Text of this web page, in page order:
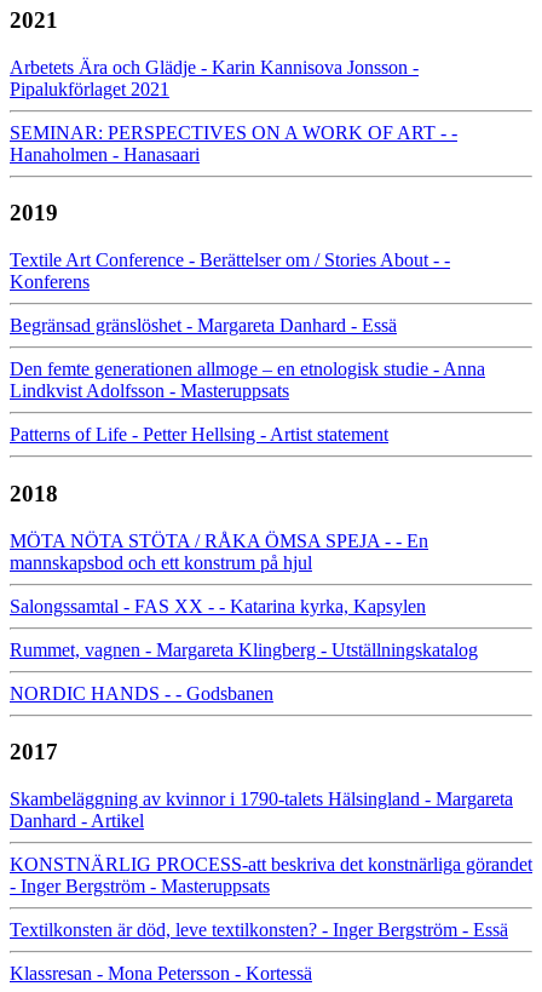
2021
Arbetets Ära och Glädje - Karin Kannisova Jonsson -
Pipalukförlaget 2021
SEMINAR: PERSPECTIVES ON A WORK OF ART - -
Hanaholmen - Hanasaari
2019
Textile Art Conference - Berättelser om / Stories About - -
Konferens
Begränsad gränslöshet - Margareta Danhard - Essä
Den femte generationen allmoge – en etnologisk studie - Anna
Lindkvist Adolfsson - Masteruppsats
Patterns of Life - Petter Hellsing - Artist statement
2018
MÖTA NÖTA STÖTA / RÅKA ÖMSA SPEJA - - En
mannskapsbod och ett konstrum på hjul
Salongssamtal - FAS XX - - Katarina kyrka, Kapsylen
Rummet, vagnen - Margareta Klingberg - Utställningskatalog
NORDIC HANDS - - Godsbanen
2017
Skambeläggning av kvinnor i 1790-talets Hälsingland - Margareta
Danhard - Artikel
KONSTNÄRLIG PROCESS-att beskriva det konstnärliga görandet
- Inger Bergström - Masteruppsats
Textilkonsten är död, leve textilkonsten? - Inger Bergström - Essä
Klassresan - Mona Petersson - Kortessä